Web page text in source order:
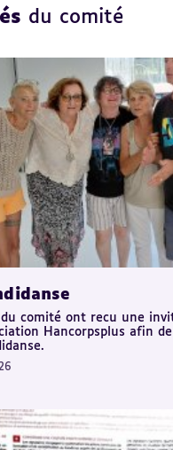
du comité
du comité ont recu une
Hancorpsplus afin